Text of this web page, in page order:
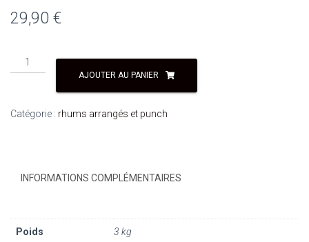
29,90 €
AJOUTER AU PANIER
Catégorie : rhums arrangés et punch
INFORMATIONS COMPLÉMENTAIRES
Poids 3 kg